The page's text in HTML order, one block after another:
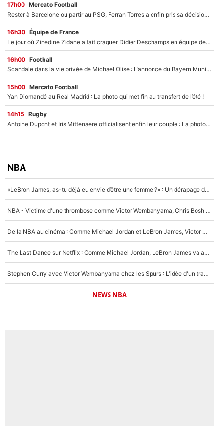
17h00 Mercato Football
Rester à Barcelone ou partir au PSG, Ferran Torres a enfin pris sa décision : La course contre la montre est lancée !
16h30 Équipe de France
Le jour où Zinedine Zidane a fait craquer Didier Deschamps en équipe de France : «Je m’en suis voulu», l’ancien sélectionneur a regretté son geste !
16h00 Football
Scandale dans la vie privée de Michael Olise : L’annonce du Bayern Munich sur son enfant caché
15h00 Mercato Football
Yan Diomandé au Real Madrid : La photo qui met fin au transfert de l’été !
14h15 Rugby
Antoine Dupont et Iris Mittenaere officialisent enfin leur couple : La photo qui enflamme les réseaux sociaux
NBA
«LeBron James, as-tu déjà eu envie d’être une femme ?» : Un dérapage de Donald Trump sur la superstar de la NBA refait surface
NBA - Victime d'une thrombose comme Victor Wembanyama, Chris Bosh prévient le Français des risques sur sa santé : «J’ai failli mourir sur le coup et j’ai été ramené à la vie»
De la NBA au cinéma : Comme Michael Jordan et LeBron James, Victor Wembanyama rêve d'une carrière d'acteur !
The Last Dance sur Netflix : Comme Michael Jordan, LeBron James va avoir le droit à sa série !
Stephen Curry avec Victor Wembanyama chez les Spurs : L'idée d'un trade historique est lancée en NBA !
NEWS NBA